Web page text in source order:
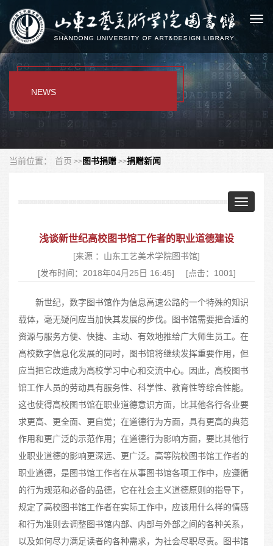
NEWS
当前位置： 首页 图书捐赠 捐赠新闻
Toggle
浅谈新世纪高校图书馆工作者的职业道德建设
[来源 ：山东工艺美术学院图书馆]
[发布时间：2018年04月25日 16:45]
[点击：1001]
新世纪，数字图书馆作为信息高速公路的一个特殊的知识
载体，毫无疑问应当加快其发展的步伐。图书馆需要把合适的
资源与服务方便、快捷、主动、有效地推给广大师生员工。在
高校数字信息化发展的同时，图书馆将继续发挥重要作用，但
应当把它改造成为高校学习中心和交流中心。因此，高校图书
馆工作人员的劳动具有服务性、科学性、教育性等综合性能。
这也使得高校图书馆在职业道德意识方面，比其他各行各业要
求更高、更全面、更自觉；在道德行为方面，具有更高的典范
作用和更广泛的示范作用；在道德行为影响方面，要比其他行
业职业道德的影响更深远、更广泛。高等院校图书馆工作者的
职业道德，是图书馆工作者在从事图书馆各项工作中，应遵循
的行为规范和必备的品德，它在社会主义道德原则的指导下，
规定了高校图书馆工作者在实际工作中，应该用什么样的情感
和行为准则去调整图书馆内部、内部与外部之间的各种关系，
以及如何尽力满足读者的各种需求，为社会尽职尽责。图书馆